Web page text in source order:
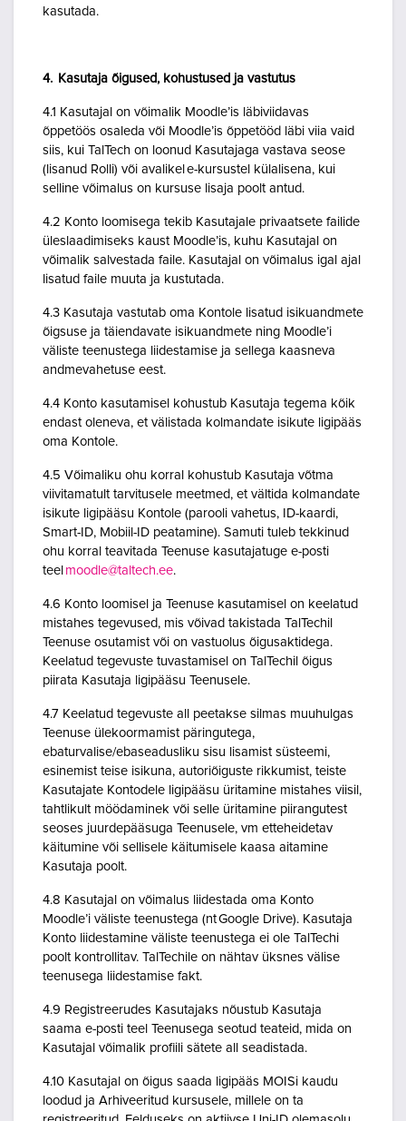
kasutada.
4. Kasutaja õigused, kohustused ja vastutus
4.1 Kasutajal on võimalik Moodle’is läbiviidavas
õppetöös osaleda või Moodle’is õppetööd läbi viia vaid
siis, kui TalTech on loonud Kasutajaga vastava seose
(lisanud Rolli) või avalikel e-kursustel külalisena, kui
selline võimalus on kursuse lisaja poolt antud.
4.2 Konto loomisega tekib Kasutajale privaatsete failide
üleslaadimiseks kaust Moodle’is, kuhu Kasutajal on
võimalik salvestada faile. Kasutajal on võimalus igal ajal
lisatud faile muuta ja kustutada.
4.3 Kasutaja vastutab oma Kontole lisatud isikuandmete
õigsuse ja täiendavate isikuandmete ning Moodle’i
väliste teenustega liidestamise ja sellega kaasneva
andmevahetuse eest.
4.4 Konto kasutamisel kohustub Kasutaja tegema kõik
endast oleneva, et välistada kolmandate isikute ligipääs
oma Kontole.
4.5 Võimaliku ohu korral kohustub Kasutaja võtma
viivitamatult tarvitusele meetmed, et vältida kolmandate
isikute ligipääsu Kontole (parooli vahetus, ID-kaardi,
Smart-ID, Mobiil-ID peatamine). Samuti tuleb tekkinud
ohu korral teavitada Teenuse kasutajatuge e-posti
teel moodle@taltech.ee.
4.6 Konto loomisel ja Teenuse kasutamisel on keelatud
mistahes tegevused, mis võivad takistada TalTechil
Teenuse osutamist või on vastuolus õigusaktidega.
Keelatud tegevuste tuvastamisel on TalTechil õigus
piirata Kasutaja ligipääsu Teenusele.
4.7 Keelatud tegevuste all peetakse silmas muuhulgas
Teenuse ülekoormamist päringutega,
ebaturvalise/ebaseadusliku sisu lisamist süsteemi,
esinemist teise isikuna, autoriõiguste rikkumist, teiste
Kasutajate Kontodele ligipääsu üritamine mistahes viisil,
tahtlikult möödaminek või selle üritamine piirangutest
seoses juurdepääsuga Teenusele, vm etteheidetav
käitumine või sellisele käitumisele kaasa aitamine
Kasutaja poolt.
4.8 Kasutajal on võimalus liidestada oma Konto
Moodle’i väliste teenustega (nt Google Drive). Kasutaja
Konto liidestamine väliste teenustega ei ole TalTechi
poolt kontrollitav. TalTechile on nähtav üksnes välise
teenusega liidestamise fakt.
4.9 Registreerudes Kasutajaks nõustub Kasutaja
saama e-posti teel Teenusega seotud teateid, mida on
Kasutajal võimalik profiili sätete all seadistada.
4.10 Kasutajal on õigus saada ligipääs MOISi kaudu
loodud ja Arhiveeritud kursusele, millele on ta